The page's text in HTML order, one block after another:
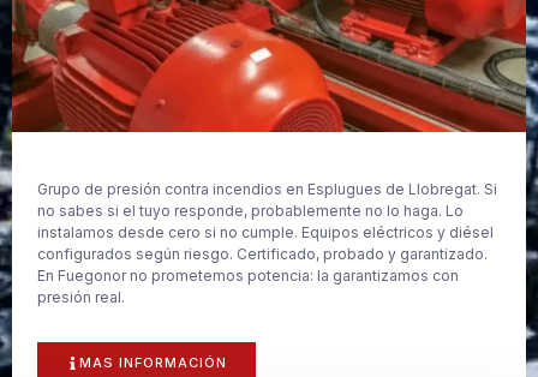
Grupo de presión contra incendios en Esplugues de Llobregat. Si
no sabes si el tuyo responde, probablemente no lo haga. Lo
instalamos desde cero si no cumple. Equipos eléctricos y diésel
configurados según riesgo. Certificado, probado y garantizado.
En Fuegonor no prometemos potencia: la garantizamos con
presión real.
MAS INFORMACIÓN